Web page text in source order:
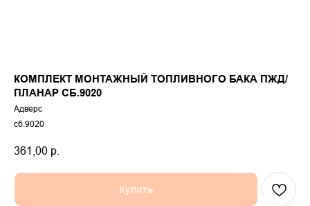
КОМПЛЕКТ МОНТАЖНЫЙ ТОПЛИВНОГО БАКА ПЖД/
ПЛАНАР СБ.9020
Адверс
сб.9020
361,00 р.
Купить